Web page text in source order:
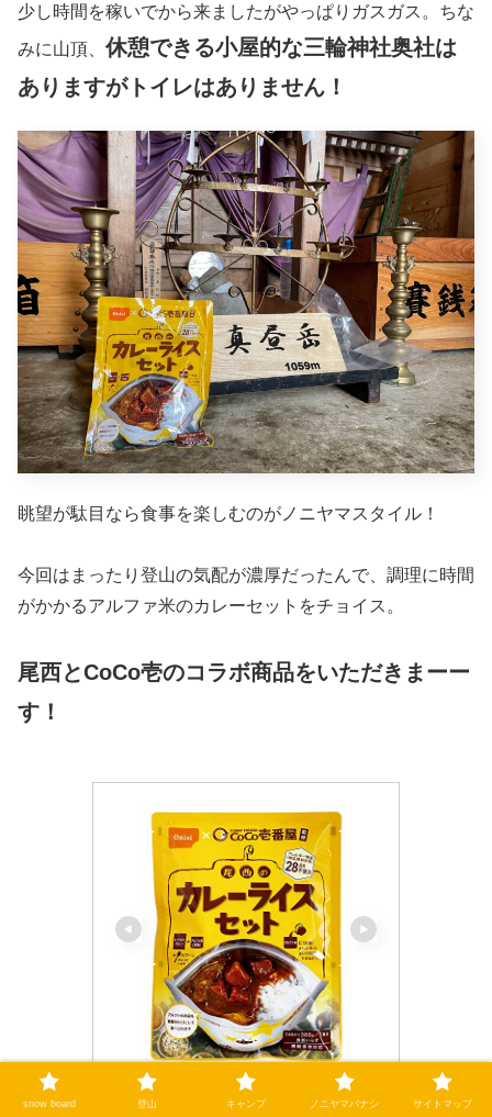
少し時間を稼いでから来ましたがやっぱりガスガス。ちな
みに山頂、 休憩できる小屋的な三輪神社奥社は
ありますがトイレはありません！
眺望が駄目なら食事を楽しむのがノニヤマスタイル！
今回はまったり登山の気配が濃厚だったんで、調理に時間
がかかるアルファ米のカレーセットをチョイス。
尾西とCoCo壱のコラボ商品をいただきまーー
す！
尾西食品株式会社
尾西食品 CoCo壱番屋監修 尾西
snow board 登山 キャンプ ノニヤマバナシ サイトマップ